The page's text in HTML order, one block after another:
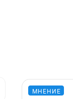
МНЕНИЕ